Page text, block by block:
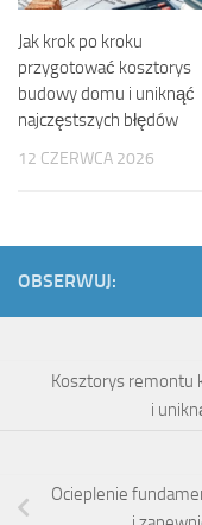
Jak krok po kroku
przygotować kosztorys
budowy domu i uniknąć
najczęstszych błędów
12 CZERWCA 2026
OBSERWUJ:
Kosztorys remontu
i
Ocieplenie